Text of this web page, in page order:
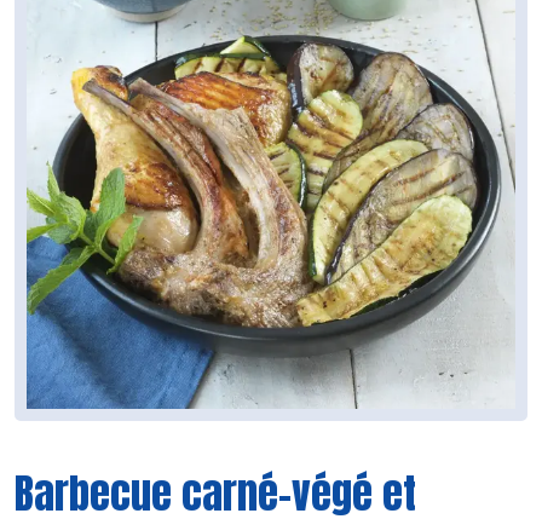
Barbecue carné-végé et